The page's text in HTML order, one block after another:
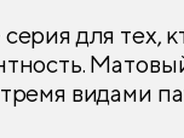
для тех,
видами